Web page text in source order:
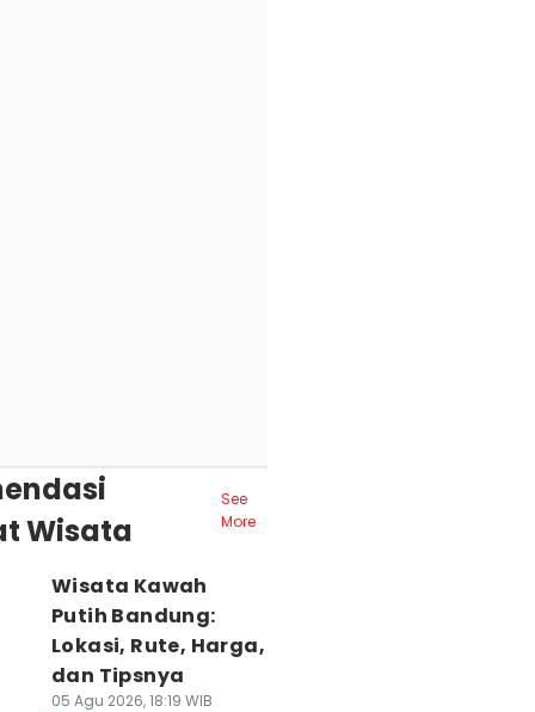
Wisata
See
More
Wisata Kawah
Putih Bandung:
Lokasi, Rute, Harga,
dan Tipsnya
05 Agu 2026, 18:19 WIB